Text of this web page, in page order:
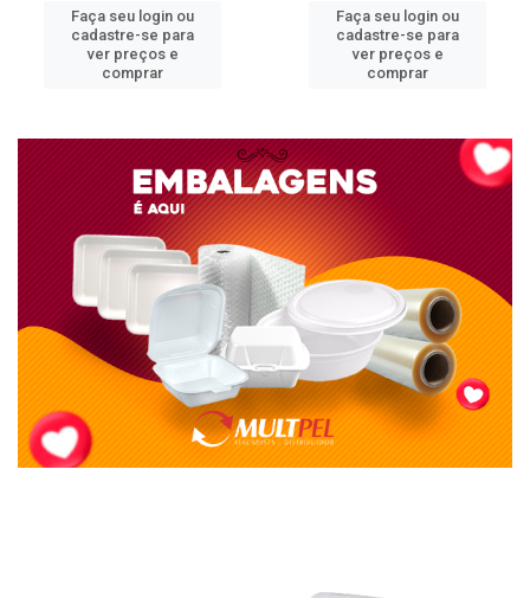
Faça seu login ou
cadastre-se para
ver preços e
comprar
Faça seu login ou
cadastre-se para
ver preços e
comprar